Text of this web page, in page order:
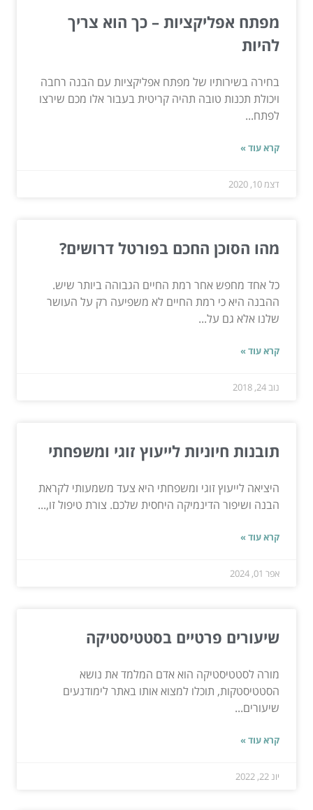
מפתח אפליקציות – כך הוא צריך
להיות
בחירה בשירותיו של מפתח אפליקציות עם הבנה רחבה
ויכולת תכנות טובה תהיה קריטית בעבור אלו מכם שירצו
לפתח...
קרא עוד »
דצמ 10, 2020
מהו הסוכן החכם בפורטל דרושים?
כל אחד מחפש אחר רמת החיים הגבוהה ביותר שיש.
ההבנה היא כי רמת החיים לא משפיעה רק על העושר
שלנו אלא גם על...
קרא עוד »
נוב 24, 2018
תובנות חיוניות לייעוץ זוגי ומשפחתי
היציאה לייעוץ זוגי ומשפחתי היא צעד משמעותי לקראת
הבנה ושיפור הדינמיקה היחסית שלכם. צורת טיפול זו,...
קרא עוד »
אפר 01, 2024
שיעורים פרטיים בסטטיסטיקה
מורה לסטטיסטיקה הוא אדם המלמד את נושא
הסטטיסטקות, תוכלו למצוא אותו באתר לימודנעים
שיעורים...
קרא עוד »
יונ 22, 2022